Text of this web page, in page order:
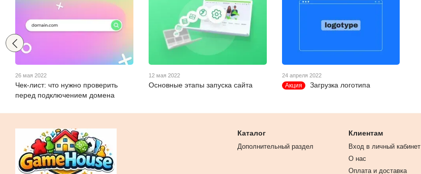
26 мая 2022
Чек-лист: что нужно проверить
перед подключением домена
12 мая 2022
Основные этапы запуска сайта
24 апреля 2022
Акция Загрузка логотипа
Каталог
Дополнительный раздел
Клиентам
Вход в личный кабинет
О нас
Оплата и доставка